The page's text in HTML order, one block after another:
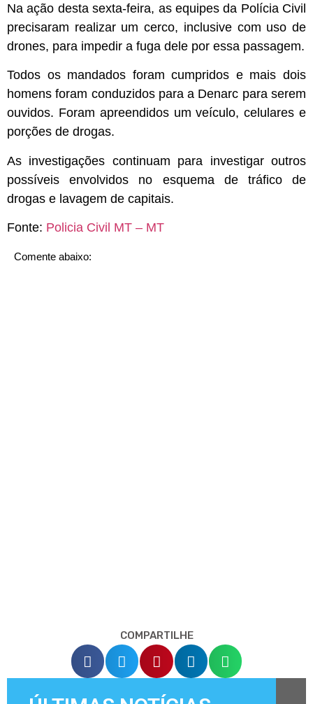
Na ação desta sexta-feira, as equipes da Polícia Civil
precisaram realizar um cerco, inclusive com uso de
drones, para impedir a fuga dele por essa passagem.
Todos os mandados foram cumpridos e mais dois
homens foram conduzidos para a Denarc para serem
ouvidos. Foram apreendidos um veículo, celulares e
porções de drogas.
As investigações continuam para investigar outros
possíveis envolvidos no esquema de tráfico de
drogas e lavagem de capitais.
Fonte: Policia Civil MT – MT
Comente abaixo:
COMPARTILHE